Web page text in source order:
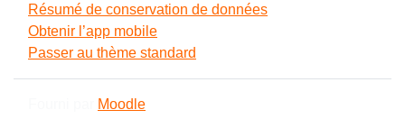
Résumé de conservation de données
Obtenir l’app mobile
Passer au thème standard
Moodle